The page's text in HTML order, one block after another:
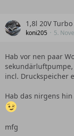
1,8l 20V
koni205 5.
Hab vor nen paar
incl. Druckspeicher
Hab das nirgens
mfg